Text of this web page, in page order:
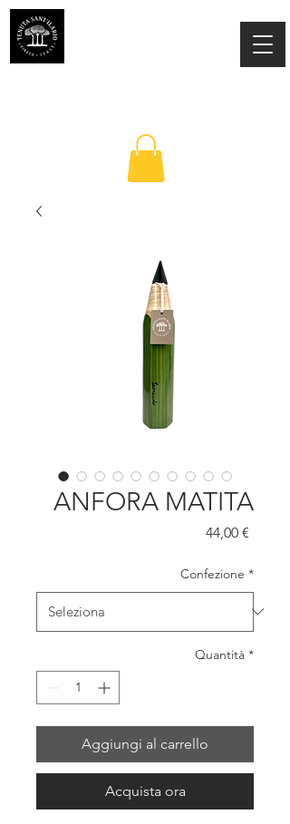
ANFORA MATITA
44,00 €
Confezione *
Quantità *
Aggiungi al carrello
Acquista ora